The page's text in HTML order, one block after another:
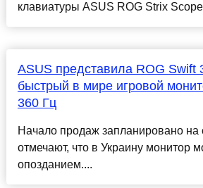
клавиатуры ASUS ROG Strix
ASUS представила ROG Swift
быстрый в мире игровой
360 Гц
Начало продаж запланировано на
отмечают, что в Украину монитор
опозданием....